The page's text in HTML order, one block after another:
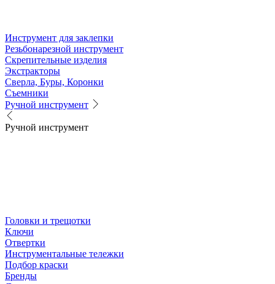
Инструмент для заклепки
Резьбонарезной инструмент
Скрепительные изделия
Экстракторы
Сверла, Буры, Коронки
Съемники
Ручной инструмент
Ручной инструмент
Головки и трещотки
Ключи
Отвертки
Инструментальные тележки
Подбор краски
Бренды